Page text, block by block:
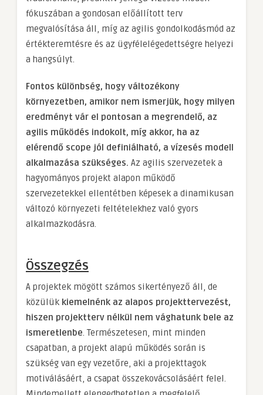
fókuszában a gondosan előállított terv
megvalósítása áll, míg az agilis gondolkodásmód az
értékteremtésre és az ügyfélelégedettségre helyezi
a hangsúlyt.
Fontos különbség, hogy változékony
környezetben, amikor nem ismerjük, hogy milyen
eredményt vár el pontosan a megrendelő, az
agilis működés indokolt, míg akkor, ha az
elérendő scope jól definiálható, a vízesés modell
alkalmazása szükséges. Az agilis szervezetek a
hagyományos projekt alapon működő
szervezetekkel ellentétben képesek a dinamikusan
változó környezeti feltételekhez való gyors
alkalmazkodásra.
Összegzés
A projektek mögött számos sikertényező áll, de
közülük kiemelnénk az alapos projekttervezést,
hiszen projektterv nélkül nem vághatunk bele az
ismeretlenbe. Természetesen, mint minden
csapatban, a projekt alapú működés során is
szükség van egy vezetőre, aki a projekttagok
motiválásáért, a csapat összekovácsolásáért felel.